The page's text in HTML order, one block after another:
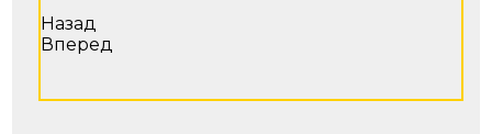
Назад
Вперед